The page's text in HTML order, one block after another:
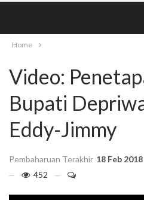
Home
Video:
Bupati
Eddy-Jimmy
Pembaharuan Terakhir 18 Feb 2018
452